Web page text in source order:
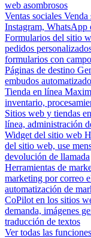
web asombrosos
Ventas sociales Venda
Instagram, WhatsApp
Formularios del sitio
pedidos
formularios con
Páginas de destino
embudos
Tienda en línea
inventario,
Sitios web y tiendas
línea, administración
Widget del sitio web
del sitio web, use
devolución de llamada
Herramientas de
marketing por correo
automatización de
CoPilot en los sitios
demanda, imágenes
traducción de textos
Ver todas las